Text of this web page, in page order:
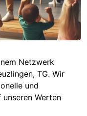
Netzwerk
TG. Wir
und
Werten